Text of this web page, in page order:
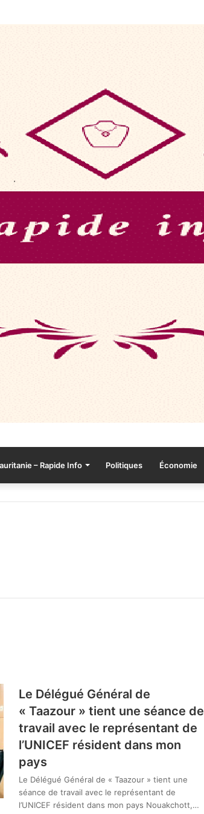
– Rapide Info Politiques Économie
Le Délégué Général de
« Taazour » tient une séance de
travail avec le représentant de
l’UNICEF résident dans mon
pays
Le Délégué Général de « Taazour » tient une
séance de travail avec le représentant de
l’UNICEF résident dans mon pays Nouakchott,…